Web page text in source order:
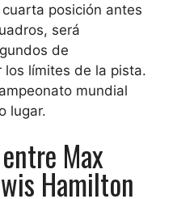
posición antes
será
de
los límites de la pista.
mundial
lugar.
Max
Hamilton